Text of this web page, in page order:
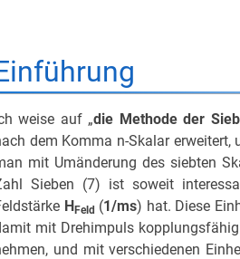
weise auf „die Methode der
dem Komma n-Skalar
mit Umänderung des siebten
Sieben (7) ist soweit
HFeld (1/ms) hat. Diese
mit Drehimpuls
und mit verschiedenen